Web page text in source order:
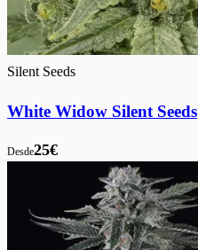
Silent Seeds
White Widow Silent Seeds
Desde25€